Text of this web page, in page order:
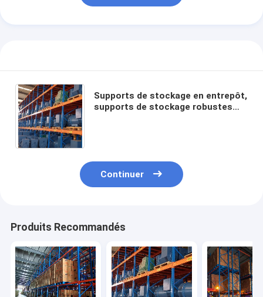
Supports de stockage en entrepôt,
supports de stockage robustes
Continuer
Produits Recommandés